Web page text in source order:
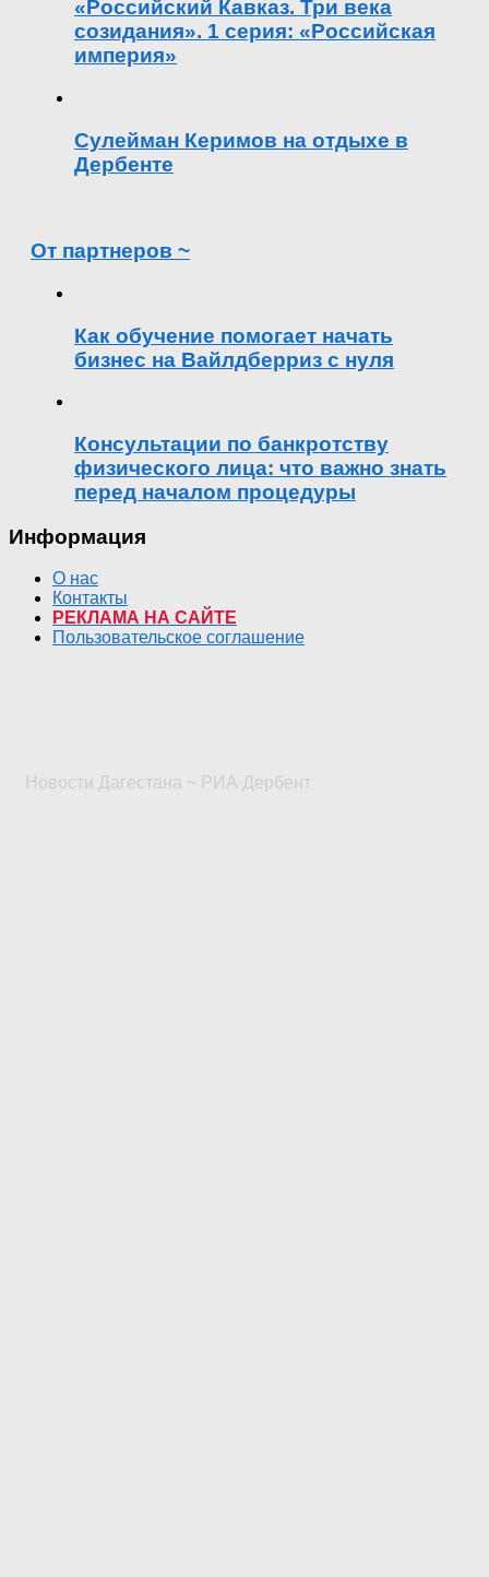
«Российский Кавказ. Три века
созидания». 1 серия: «Российская
империя»
Сулейман Керимов на отдыхе в
Дербенте
От партнеров ~
Как обучение помогает начать
бизнес на Вайлдберриз с нуля
Консультации по банкротству
физического лица: что важно знать
перед началом процедуры
Информация
О нас
Контакты
РЕКЛАМА НА САЙТЕ
Пользовательское соглашение
Новости Дагестана ~ РИА Дербент